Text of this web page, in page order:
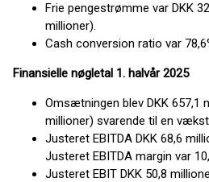
Frie pengestrømme var DKK
millioner).
Cash conversion ratio var
Finansielle nøgletal 1. halvår 2025
Omsætningen blev DKK 657,1
millioner) svarende til en vækst
Justeret EBITDA DKK 68,6
Justeret EBITDA margin var
Justeret EBIT DKK 50,8